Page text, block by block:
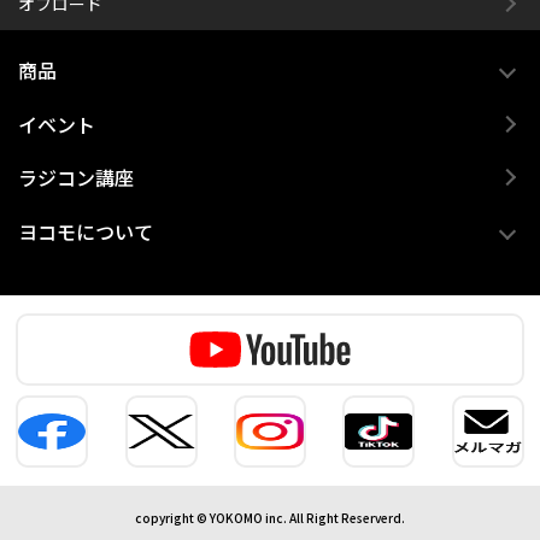
商品
イベント
ラジコン講座
ヨコモについて
copyright © YOKOMO inc. All Right Reserverd.